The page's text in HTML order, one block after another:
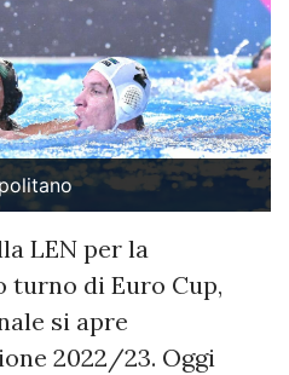
LEN per la
turno di Euro Cup,
si apre
2022/23. Oggi